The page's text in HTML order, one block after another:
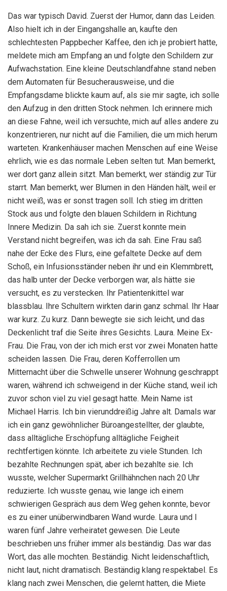
Das war typisch David. Zuerst der Humor, dann das Leiden.
Also hielt ich in der Eingangshalle an, kaufte den
schlechtesten Pappbecher Kaffee, den ich je probiert hatte,
meldete mich am Empfang an und folgte den Schildern zur
Aufwachstation. Eine kleine Deutschlandfahne stand neben
dem Automaten für Besucherausweise, und die
Empfangsdame blickte kaum auf, als sie mir sagte, ich solle
den Aufzug in den dritten Stock nehmen. Ich erinnere mich
an diese Fahne, weil ich versuchte, mich auf alles andere zu
konzentrieren, nur nicht auf die Familien, die um mich herum
warteten. Krankenhäuser machen Menschen auf eine Weise
ehrlich, wie es das normale Leben selten tut. Man bemerkt,
wer dort ganz allein sitzt. Man bemerkt, wer ständig zur Tür
starrt. Man bemerkt, wer Blumen in den Händen hält, weil er
nicht weiß, was er sonst tragen soll. Ich stieg im dritten
Stock aus und folgte den blauen Schildern in Richtung
Innere Medizin. Da sah ich sie. Zuerst konnte mein
Verstand nicht begreifen, was ich da sah. Eine Frau saß
nahe der Ecke des Flurs, eine gefaltete Decke auf dem
Schoß, ein Infusionsständer neben ihr und ein Klemmbrett,
das halb unter der Decke verborgen war, als hätte sie
versucht, es zu verstecken. Ihr Patientenkittel war
blassblau. Ihre Schultern wirkten darin ganz schmal. Ihr Haar
war kurz. Zu kurz. Dann bewegte sie sich leicht, und das
Deckenlicht traf die Seite ihres Gesichts. Laura. Meine Ex-
Frau. Die Frau, von der ich mich erst vor zwei Monaten hatte
scheiden lassen. Die Frau, deren Kofferrollen um
Mitternacht über die Schwelle unserer Wohnung geschrappt
waren, während ich schweigend in der Küche stand, weil ich
zuvor schon viel zu viel gesagt hatte. Mein Name ist
Michael Harris. Ich bin vierunddreißig Jahre alt. Damals war
ich ein ganz gewöhnlicher Büroangestellter, der glaubte,
dass alltägliche Erschöpfung alltägliche Feigheit
rechtfertigen könnte. Ich arbeitete zu viele Stunden. Ich
bezahlte Rechnungen spät, aber ich bezahlte sie. Ich
wusste, welcher Supermarkt Grillhähnchen nach 20 Uhr
reduzierte. Ich wusste genau, wie lange ich einem
schwierigen Gespräch aus dem Weg gehen konnte, bevor
es zu einer unüberwindbaren Wand wurde. Laura und I
waren fünf Jahre verheiratet gewesen. Die Leute
beschrieben uns früher immer als beständig. Das war das
Wort, das alle mochten. Beständig. Nicht leidenschaftlich,
nicht laut, nicht dramatisch. Beständig klang respektabel. Es
klang nach zwei Menschen, die gelernt hatten, die Miete